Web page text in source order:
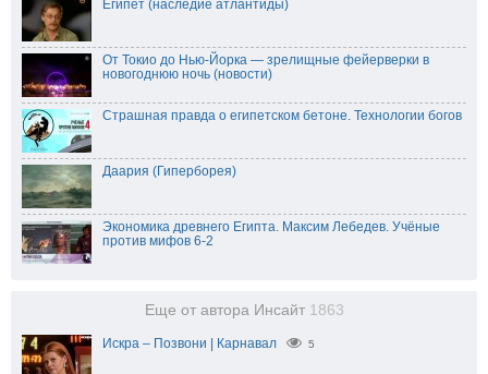
Египет (наследие атлантиды)
От Токио до Нью-Йорка — зрелищные фейерверки в
новогоднюю ночь (новости)
Страшная правда о египетском бетоне. Технологии богов
Даария (Гиперборея)
Экономика древнего Египта. Максим Лебедев. Учёные
против мифов 6-2
Еще от автора Инсайт 1863
Искра – Позвони | Карнавал 5